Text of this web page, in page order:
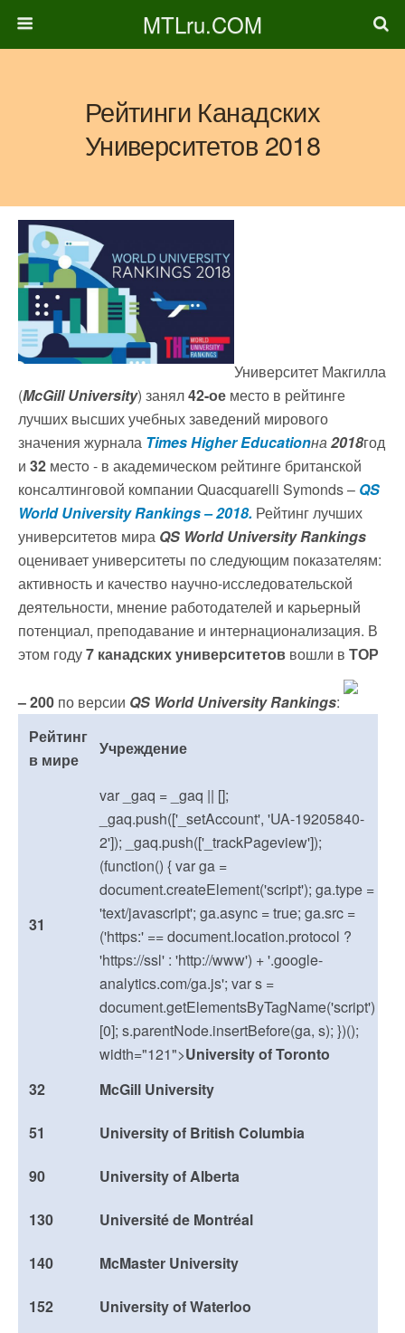
MTLru.COM
Рейтинги Канадских
Университетов 2018
Университет Макгилла
(McGill University) занял42-ое место в рейтинге
лучших высших учебных заведений мирового
значения журнала Times Higher Educationна2018год
и 32 местo - в академическом рейтинге британской
консалтинговой компании Quacquarelli Symonds – QS
World University Rankings – 2018. Рейтинг лучших
университетов мира QS World University Rankings
оценивает университеты по следующим показателям:
активность и качество научно-исследовательской
деятельности, мнение работодателей и карьерный
потенциал, преподавание и интернационализация. В
этом году7 канадских университетов вошли в ТОР
– 200 по версии QS World University Rankings:
Рейтинг
в мире
Учреждение
31
var _gaq = _gaq || [];
_gaq.push(['_setAccount', 'UA-19205840-
2']); _gaq.push(['_trackPageview']);
(function() { var ga =
document.createElement('script'); ga.type =
'text/javascript'; ga.async = true; ga.src =
('https:' == document.location.protocol ?
'https://ssl' : 'http://www') + '.google-
analytics.com/ga.js'; var s =
document.getElementsByTagName('script')
[0]; s.parentNode.insertBefore(ga, s); })();
width="121">University of Toronto
32
McGill University
51 University of British Columbia
90 University of Alberta
130 Université de Montréal
140 McMaster University
152 University of Waterloo